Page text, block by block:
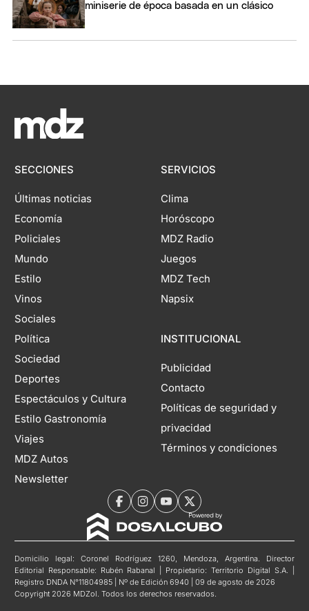
miniserie de época basada en un clásico
SECCIONES
Últimas noticias
Economía
Policiales
Mundo
Estilo
Vinos
Sociales
Política
Sociedad
Deportes
Espectáculos y Cultura
Estilo Gastronomía
Viajes
MDZ Autos
Newsletter
SERVICIOS
Clima
Horóscopo
MDZ Radio
Juegos
MDZ Tech
Napsix
INSTITUCIONAL
Publicidad
Contacto
Políticas de seguridad y
privacidad
Términos y condiciones
Domicilio legal: Coronel Rodríguez 1260, Mendoza, Argentina. Director
Editorial Responsable: Rubén Rabanal | Propietario: Territorio Digital S.A. |
Registro DNDA N°11804985 | Nº de Edición 6940 | 09 de agosto de 2026
Copyright 2026 MDZol. Todos los derechos reservados.